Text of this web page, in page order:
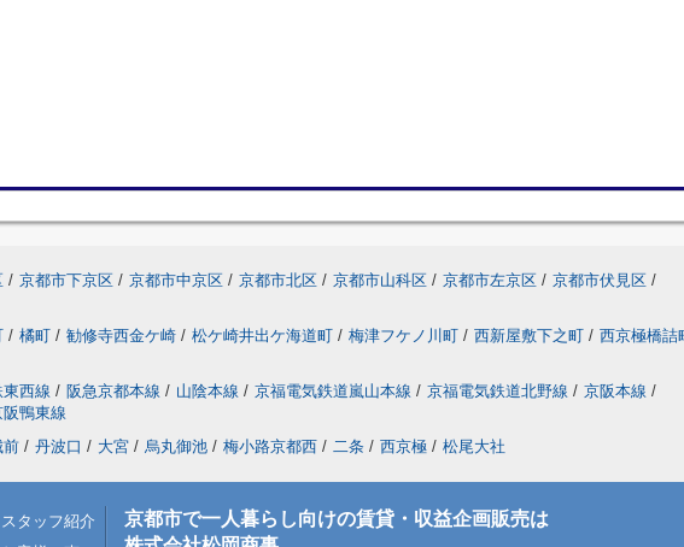
/ 京都市下京区 / 京都市中京区 / 京都市北区 / 京都市山科区 / 京都市左京区 / 京都市伏見区 /
/ 橘町 / 勧修寺西金ケ崎 / 松ケ崎井出ケ海道町 / 梅津フケノ川町 / 西新屋敷下之町 / 西京極橋詰
西線 / 阪急京都本線 / 山陰本線 / 京福電気鉄道嵐山本線 / 京福電気鉄道北野線 / 京阪本線 /
阪鴨東線
前 / 丹波口 / 大宮 / 烏丸御池 / 梅小路京都西 / 二条 / 西京極 / 松尾大社
スタッフ紹介
京都市で一人暮らし向けの賃貸・収益企画販売は